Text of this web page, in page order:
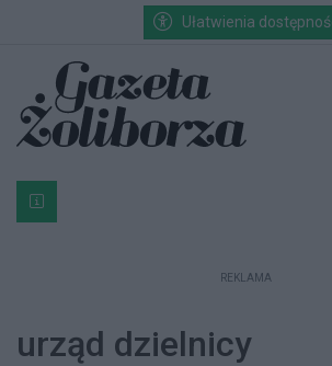
Przejdź do głównych treści
Przejdź do wyszukiwarki
Przejdź do głównego menuUłatwienia
Bardzo ważna informacja dla
REKLAMA
urząd dzielnicy